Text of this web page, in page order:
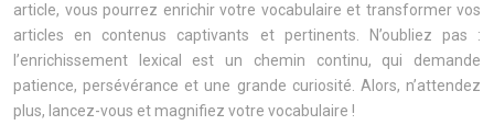
article, vous pourrez enrichir votre vocabulaire et transformer vos
articles en contenus captivants et pertinents. N’oubliez pas :
l’enrichissement lexical est un chemin continu, qui demande
patience, persévérance et une grande curiosité. Alors, n’attendez
plus, lancez-vous et magnifiez votre vocabulaire !